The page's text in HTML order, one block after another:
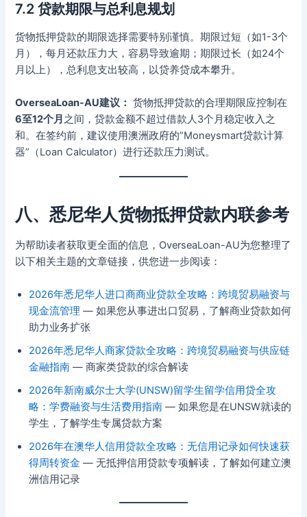
7.2 贷款期限与总利息规划
货物抵押贷款的期限选择需要特别谨慎。期限过短（如1-3个
月），每月还款压力大，容易导致逾期；期限过长（如24个
月以上），总利息支出较高，以贷养贷成本攀升。
OverseaLoan-AU建议： 货物抵押贷款的合理期限应控制在
6至12个月 之间，贷款金额不超过借款人3个月稳定收入之
和。在签约前，建议使用澳洲政府的”Moneysmart贷款计算
器”（Loan Calculator）进行还款压力测试。
八、悉尼华人货物抵押贷款内联参考
为帮助读者获取更全面的信息，OverseaLoan-AU为您整理了
以下相关主题的文章链接，供您进一步阅读：
2026年悉尼华人进口商商业贷款全攻略：跨境贸易融资与
现金流管理 — 如果您从事进出口贸易，了解商业贷款如何
助力业务扩张
2026年悉尼华人商家贷款全攻略：跨境贸易融资与供应链
金融指南 — 商家类贷款的综合解读
2026年新南威尔士大学(UNSW)留学生留学信用贷全攻
略：学费融资与生活费用指南 — 如果您是在UNSW就读的
学生，了解学生专属贷款方案
2026年在澳华人信用贷款全攻略：无信用记录如何快速获
得周转资金 — 无抵押信用贷款专项解读，了解如何建立澳
洲信用记录